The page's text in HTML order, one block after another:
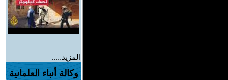
المزيد.....
وكالة أنباء العلمانية